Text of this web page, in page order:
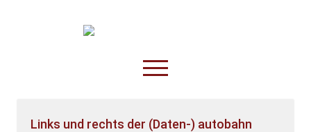
TruckOnline.de
open
menu
Links und rechts der (Daten-) autobahn